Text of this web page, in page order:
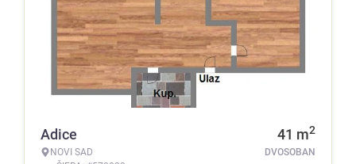
Adice
NOVI SAD
41 m2
DVOSOBAN